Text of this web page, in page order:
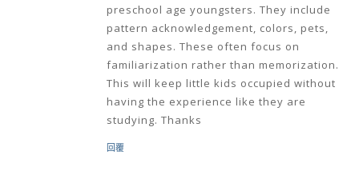
preschool age youngsters. They include
pattern acknowledgement, colors, pets,
and shapes. These often focus on
familiarization rather than memorization.
This will keep little kids occupied without
having the experience like they are
studying. Thanks
回覆